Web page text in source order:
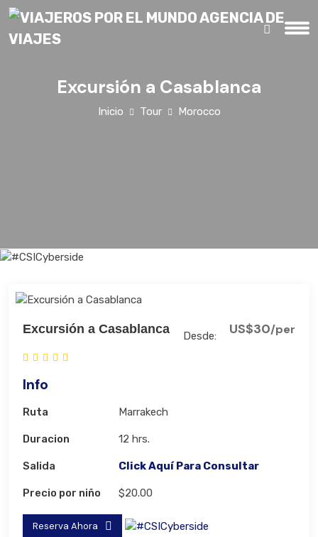
Excursión a Casablanca
Inicio Tour Morocco
Excursión a Casablanca Desde: US$30/per
Info
Ruta Marrakech
Duracion 12 hrs.
Salida Click Aquí Para Consultar
Precio por niño $20.00
Reserva Ahora